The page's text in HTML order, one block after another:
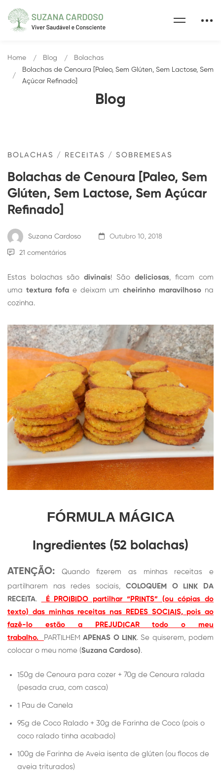
Blog
Home Blog
Bolachas
Bolachas de Cenoura [Paleo, Sem Glúten, Sem Lactose, Sem
Açúcar Refinado]
BOLACHAS / RECEITAS / SOBREMESAS
Bolachas de Cenoura [Paleo, Sem
Glúten, Sem Lactose, Sem Açúcar
Refinado]
Suzana Cardoso Outubro 10, 2018
21 comentários
Estas bolachas sãodivinais! São deliciosas, ficam com
uma textura fofae deixam umcheirinho maravilhoso na
cozinha.
FÓRMULA MÁGICA
Ingredientes (52 bolachas)
ATENÇÃO: Quando fizerem as minhas receitas e
partilharem nas redes sociais, COLOQUEM O LINK DA
RECEITA.
É PROIBIDO partilhar “PRINTS” (ou cópias do
texto) das minhas receitas nas REDES SOCIAIS, pois ao
fazê-lo estão a PREJUDICAR todo o meu
trabalho.
PARTILHEMAPENAS O LINK. Se quiserem, podem
colocar o meu nome (Suzana Cardoso).
150g de Cenoura para cozer + 70g de Cenoura ralada
(pesada crua, com casca)
1 Pau de Canela
95g de Coco Ralado + 30g de Farinha de Coco (pois o
coco ralado tinha acabado)
100g de Farinha de Aveia isenta de glúten (ou flocos de
aveia triturados)